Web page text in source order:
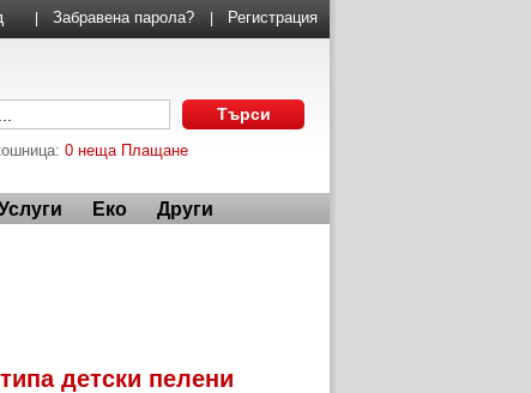
Забравена парола? Регистрация
0 неща Плащане
Еко Други
детски пелени